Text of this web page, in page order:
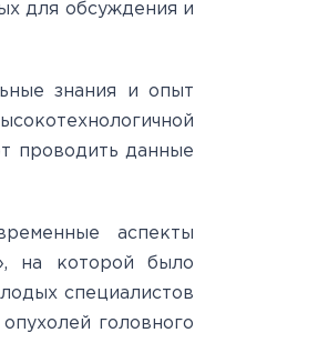
для обсуждения и
знания и опыт
проводить данные
аспекты
на которой было
специалистов
головного